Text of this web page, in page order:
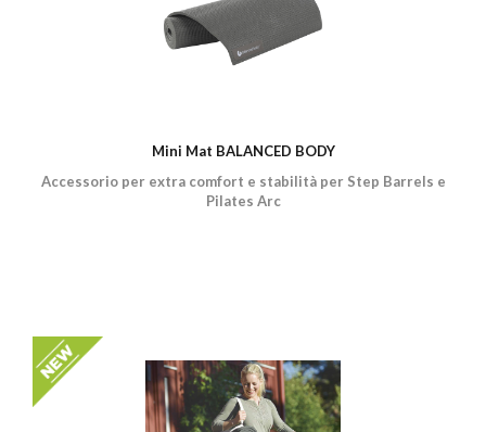
Mini Mat BALANCED BODY
Accessorio per extra comfort e stabilità per Step Barrels e
Pilates Arc